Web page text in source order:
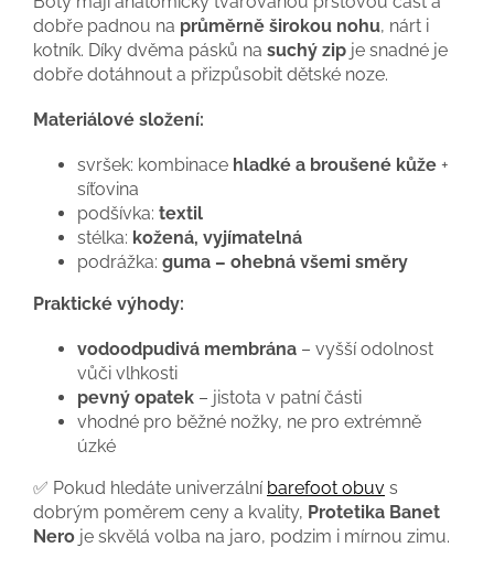
dobře padnou na průměrně širokou nohu, nárt i
kotník. Díky dvěma pásků na suchý zip je snadné je
dobře dotáhnout a přizpůsobit dětské noze.
Materiálové složení:
svršek: kombinace hladké a broušené kůže +
síťovina
podšívka: textil
stélka: kožená, vyjímatelná
podrážka: guma – ohebná všemi směry
Praktické výhody:
vodoodpudivá membrána – vyšší odolnost
vůči vlhkosti
pevný opatek – jistota v patní části
vhodné pro běžné nožky, ne pro extrémně
úzké
✅ Pokud hledáte univerzální barefoot obuv s
dobrým poměrem ceny a kvality, Protetika Banet
Nero je skvělá volba na jaro, podzim i mírnou zimu.